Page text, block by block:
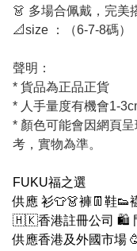
👗 多場合佩戴，完美
📐size ：（6-7-8碼）
聲明：
* 貨品為正品正貨
* 人手量度有機會1-
* 顏色可能會因網頁
考，實物為準。
FUKU福之選
供應 衫👕👗褲👖鞋👟
🇭🇰香港註冊公司 🛍
供應香港及外國市場